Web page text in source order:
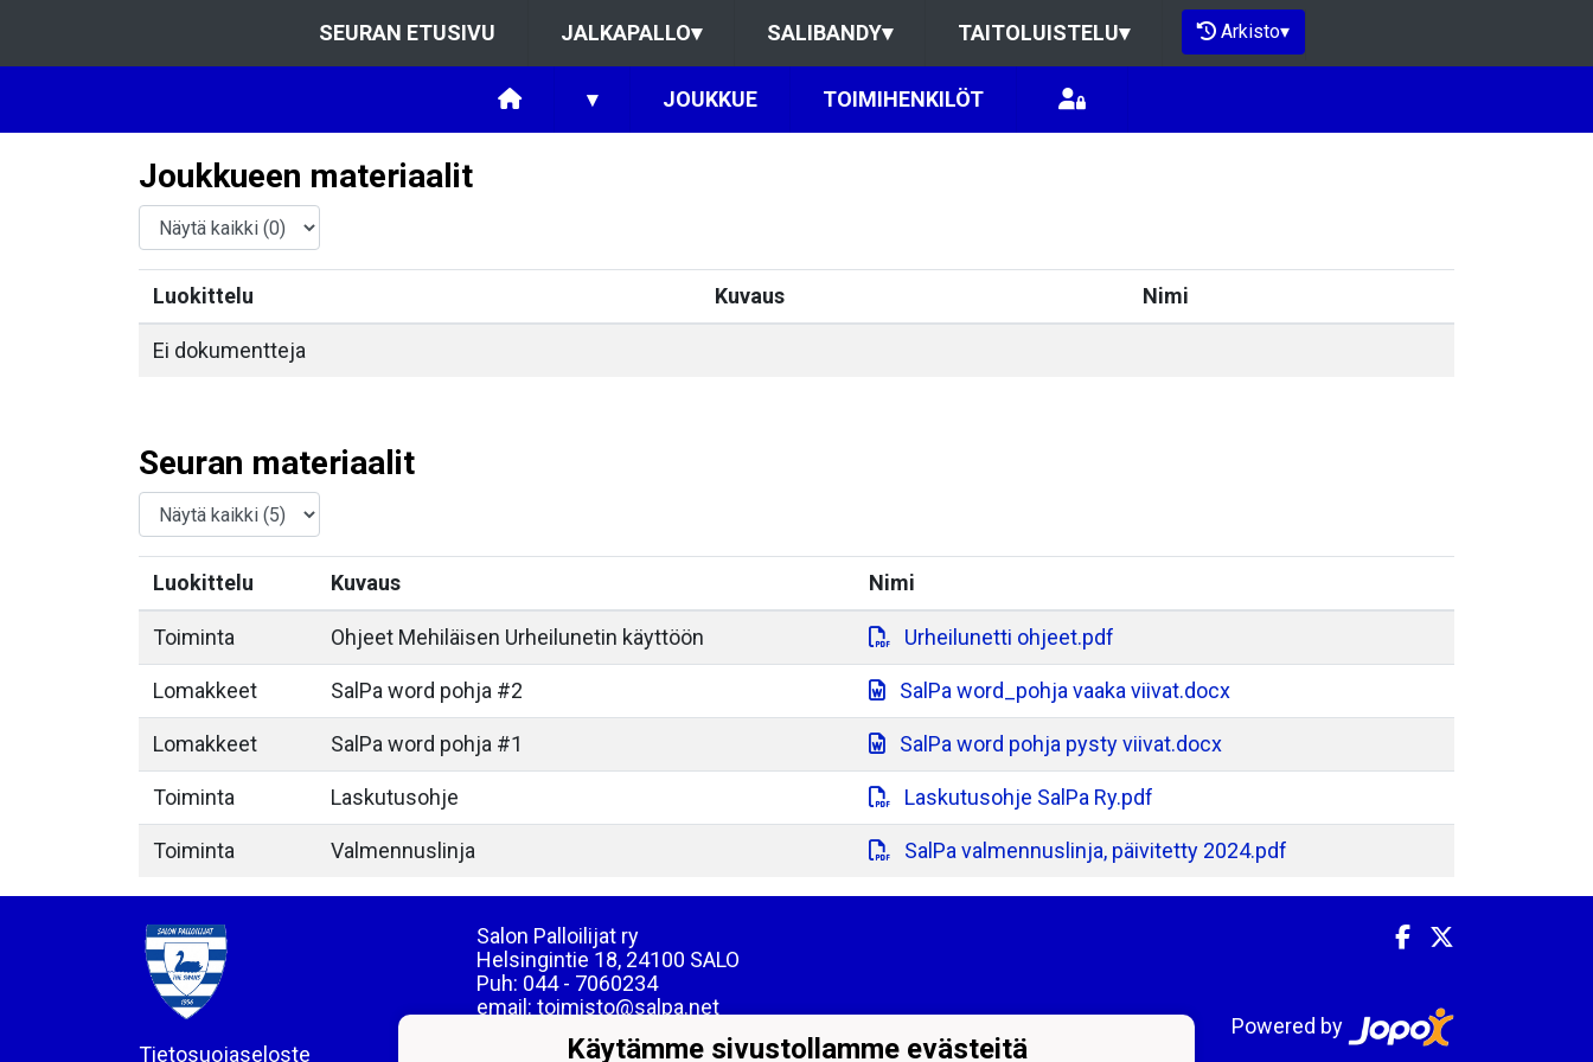
SEURAN ETUSIVU JALKAPALLO▾ SALIBANDY▾ TAITOLUISTELU▾ Arkisto▾
▾ JOUKKUE TOIMIHENKILÖT
Joukkueen materiaalit
Luokittelu Kuvaus Nimi
Ei dokumentteja
Seuran materiaalit
Luokittelu Kuvaus Nimi
Toiminta Ohjeet Mehiläisen Urheilunetin käyttöön Urheilunetti ohjeet.pdf
Lomakkeet SalPa word pohja #2 SalPa word_pohja vaaka viivat.docx
Lomakkeet SalPa word pohja #1 SalPa word pohja pysty viivat.docx
Toiminta Laskutusohje Laskutusohje SalPa Ry.pdf
Toiminta Valmennuslinja SalPa valmennuslinja, päivitetty 2024.pdf
Tietosuojaseloste
Salon Palloilijat ry
Helsingintie 18, 24100 SALO
Puh: 044 - 7060234
email: toimisto@salpa.net
LY 0139538-2
Powered by
Käytämme sivustollamme evästeitä